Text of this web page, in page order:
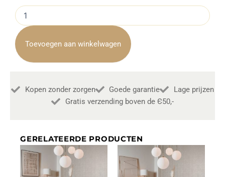
Complete
Eethoek
Mello
Rond
Beige
130cm
4
Toevoegen aan winkelwagen
Kopen zonder zorgen Goede garantie
Lage prijzen
Gratis verzending boven de Є50,-
GERELATEERDE PRODUCTEN